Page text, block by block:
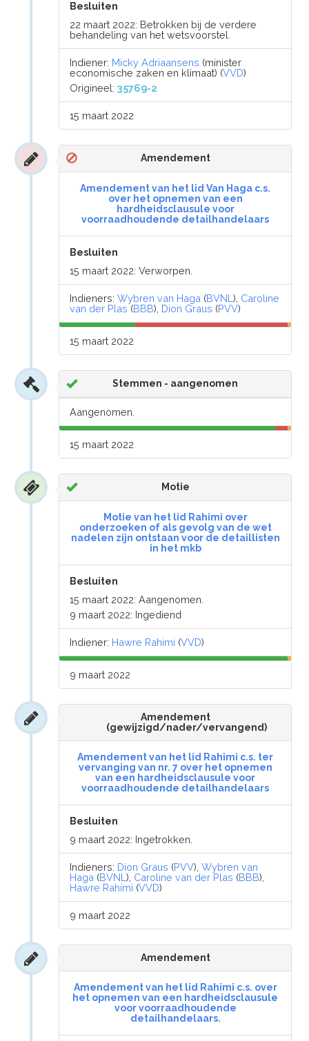
Besluiten
22 maart 2022: Betrokken bij de verdere
behandeling van het wetsvoorstel.
Indiener: Micky Adriaansens (minister
economische zaken en klimaat) (VVD)
Origineel:35769-2
15 maart 2022
Amendement
Amendement van het lid Van Haga c.s.
over het opnemen van een
hardheidsclausule voor
voorraadhoudende detailhandelaars
Besluiten
15 maart 2022: Verworpen.
Indieners:Wybren van Haga (BVNL), Caroline
van der Plas (BBB), Dion Graus (PVV)
15 maart 2022
Stemmen - aangenomen
Aangenomen.
15 maart 2022
Motie
Motie van het lid Rahimi over
onderzoeken of als gevolg van de wet
nadelen zijn ontstaan voor de detaillisten
in het mkb
Besluiten
15 maart 2022: Aangenomen.
9 maart 2022: Ingediend
Indiener: Hawre Rahimi (VVD)
9 maart 2022
Amendement
(gewijzigd/nader/vervangend)
Amendement van het lid Rahimi c.s. ter
vervanging van nr. 7 over het opnemen
van een hardheidsclausule voor
voorraadhoudende detailhandelaars
Besluiten
9 maart 2022: Ingetrokken.
Indieners: Dion Graus (PVV),Wybren van
Haga (BVNL), Caroline van der Plas (BBB),
Hawre Rahimi (VVD)
9 maart 2022
Amendement
Amendement van het lid Rahimi c.s. over
het opnemen van een hardheidsclausule
voor voorraadhoudende
detailhandelaars.